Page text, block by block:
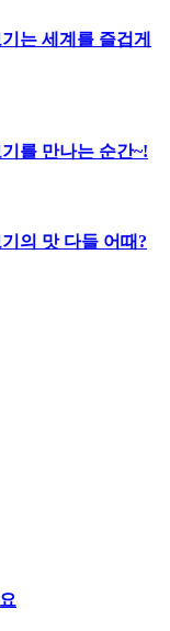
는 세계를 즐겁게
를 만나는 순간~!
의 맛 다들 어때?